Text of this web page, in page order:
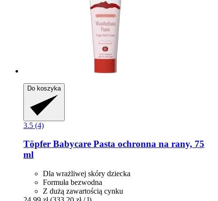
Do koszyka
3.5 (4)
Töpfer Babycare Pasta ochronna na rany, 75
ml
Dla wrażliwej skóry dziecka
Formuła bezwodna
Z dużą zawartością cynku